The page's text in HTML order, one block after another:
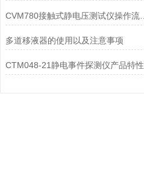
CVM780接触式静电压测试仪操作流程和注意事项
多道移液器的使用以及注意事项
CTM048-21静电事件探测仪产品特性